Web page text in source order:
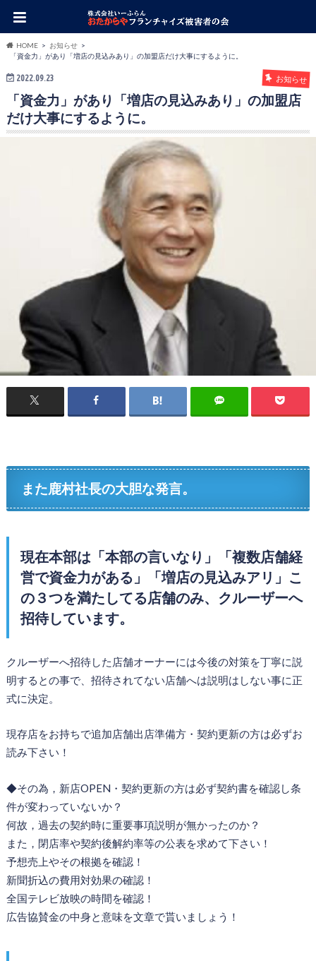
HOME
お知らせ
「資金力」があり「増店の見込みあり」の加盟店だけ大事にするように。
2022.09.23 お知らせ
「資金力」があり「増店の見込みあり」の加盟店
だけ大事にするように。
また鹿村社長の大胆な発言。
現在本部は「本部の言いなり」「複数店舗経
営で資金力がある」「増店の見込みアリ」こ
の３つを満たしてる店舗のみ、クルーザーへ
招待しています。
クルーザーへ招待した店舗オーナーには今後の対策を丁寧に説
明するとの事で、招待されてない店舗へは説明はしない事に正
式に決定。
現存店をお持ちで追加店舗出店準備方・契約更新の方は必ずお
読み下さい！
◆その為，新店OPEN・契約更新の方は必ず契約書を確認し条
件が変わっていないか？
何故，過去の契約時に重要事項説明が無かったのか？
また，閉店率や契約後解約率等の公表を求めて下さい！
予想売上やその根拠を確認！
新聞折込の費用対効果の確認！
全国テレビ放映の時間を確認！
広告協賛金の中身と意味を文章で貰いましょう！